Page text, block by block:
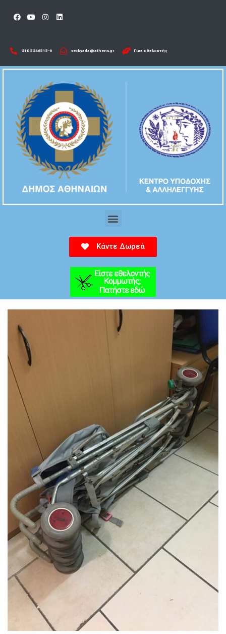
210 5246515-6​ seckyada@athens.gr Γίνε εθελοντής
Κάντε Δωρεά